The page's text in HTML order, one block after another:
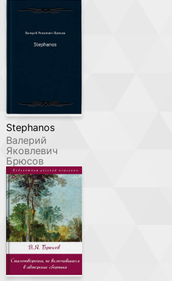
Stephanos
Валерий
Яковлевич
Брюсов